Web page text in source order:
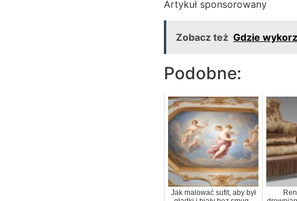
Artykuł sponsorowany
Zobacz też Gdzie
Podobne:
Jak malować sufit, aby był